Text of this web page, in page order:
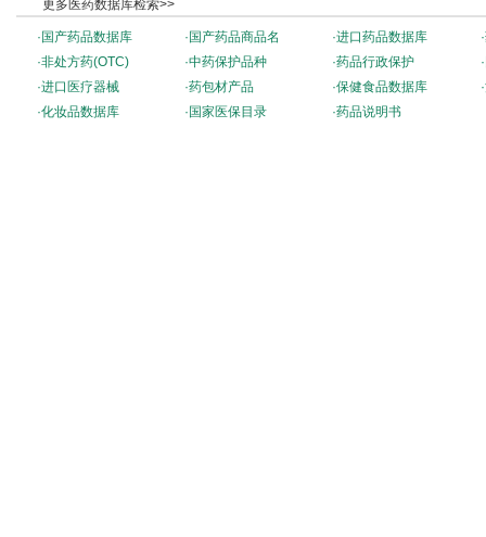
更多医药数据库检索>>
· 国产药品数据库 · 国产药品商品名 ·进口药品数据库 ·
·非处方药(OTC) ·中药保护品种 ·药品行政保护 ·
·进口医疗器械 ·药包材产品 ·保健食品数据库 ·
·化妆品数据库 · 国家医保目录 ·药品说明书